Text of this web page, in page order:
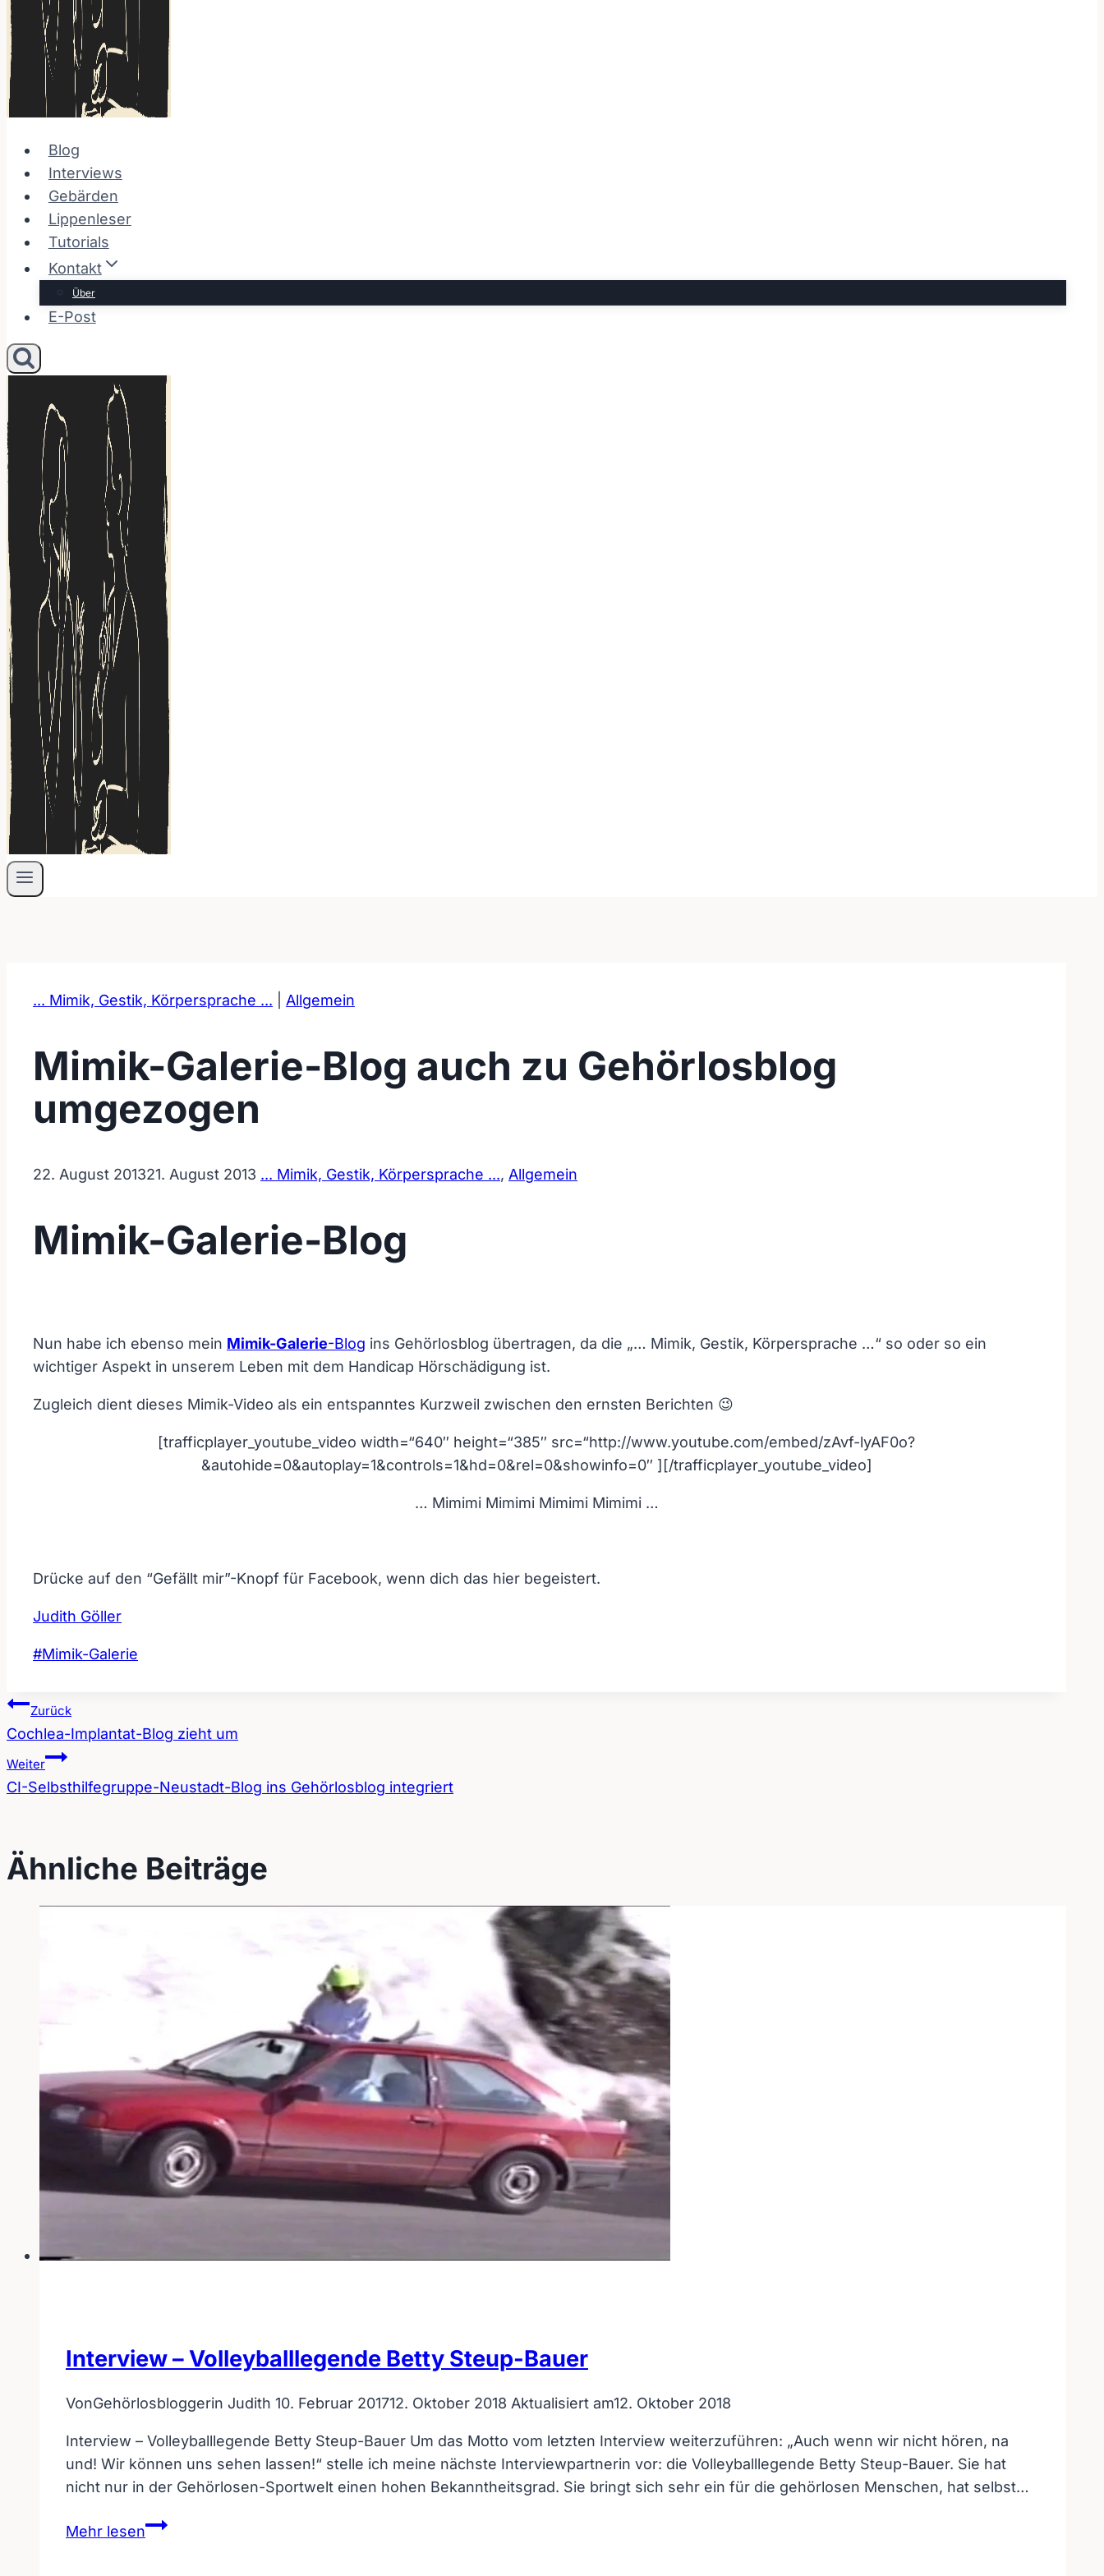
Blog
Interviews
Gebärden
Lippenleser
Tutorials
Kontakt
Über
E-Post
... Mimik, Gestik, Körpersprache ... Allgemein
Mimik-Galerie-Blog auch zu Gehörlosblog
umgezogen
22. August 201321. August 2013 ... Mimik, Gestik, Körpersprache ..., Allgemein
Mimik-Galerie-Blog
Nun habe ich ebenso mein Mimik-Galerie-Blog ins Gehörlosblog übertragen, da die „… Mimik, Gestik, Körpersprache …“ so oder so ein
wichtiger Aspekt in unserem Leben mit dem Handicap Hörschädigung ist.
Zugleich dient dieses Mimik-Video als ein entspanntes Kurzweil zwischen den ernsten Berichten 😉
[trafficplayer_youtube_video width=“640″ height=“385″ src=“http://www.youtube.com/embed/zAvf-lyAF0o?
&autohide=0&autoplay=1&controls=1&hd=0&rel=0&showinfo=0″ ][/trafficplayer_youtube_video]
… Mimimi Mimimi Mimimi Mimimi …
Drücke auf den “Gefällt mir”-Knopf für Facebook, wenn dich das hier begeistert.
Judith Göller
Schlagworte:
#Mimik-Galerie
Beitragsnavigation
Zurück
Cochlea-Implantat-Blog zieht um
Weiter
CI-Selbsthilfegruppe-Neustadt-Blog ins Gehörlosblog integriert
Ähnliche Beiträge
Interview – Volleyballlegende Betty Steup-Bauer
VonGehörlosbloggerin Judith 10. Februar 201712. Oktober 2018 Aktualisiert am12. Oktober 2018
Interview – Volleyballlegende Betty Steup-Bauer Um das Motto vom letzten Interview weiterzuführen: „Auch wenn wir nicht hören, na
und! Wir können uns sehen lassen!“ stelle ich meine nächste Interviewpartnerin vor: die Volleyballlegende Betty Steup-Bauer. Sie hat
nicht nur in der Gehörlosen-Sportwelt einen hohen Bekanntheitsgrad. Sie bringt sich sehr ein für die gehörlosen Menschen, hat selbst…
Mehr lesenInterview